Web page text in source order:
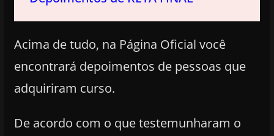
Acima de tudo, na Página Oficial você
encontrará depoimentos de pessoas que
adquiriram curso.
De acordo com o que testemunharam o